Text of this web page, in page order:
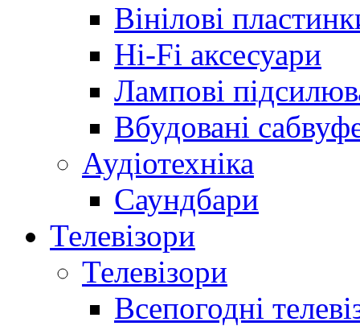
Вінілові
Hi-Fi аксесуари
Лампові
Вбудовані
Аудіотехніка
Саундбари
Телевізори
Телевізори
Всепогодні